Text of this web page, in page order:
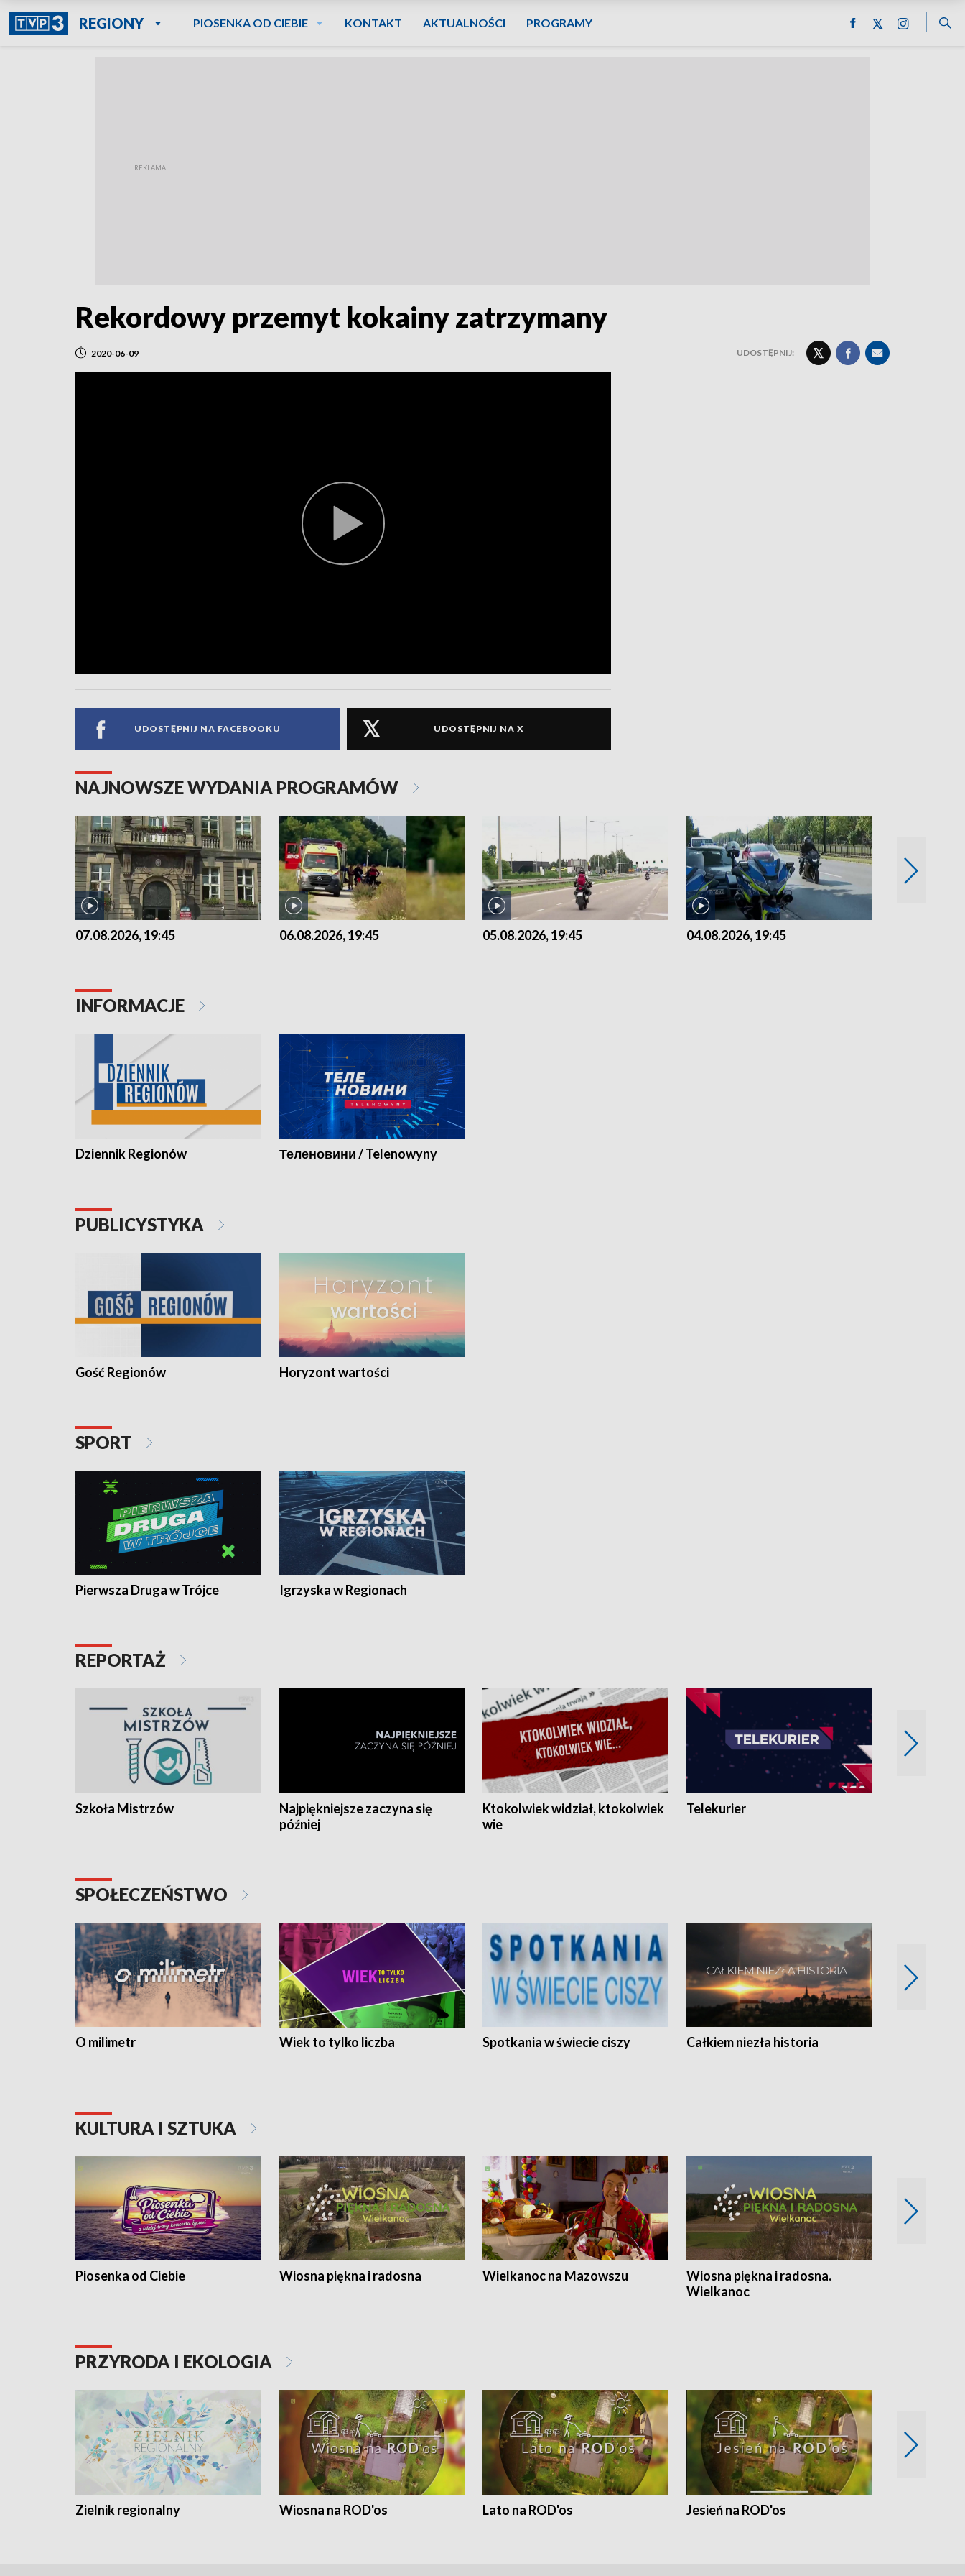
REGIONY PIOSENKA OD CIEBIE KONTAKT AKTUALNOŚCI PROGRAMY
Rekordowy przemyt kokainy zatrzymany
2020-06-09 UDOSTĘPNIJ:
UDOSTĘPNIJ NA FACEBOOKU UDOSTĘPNIJ NA X
NAJNOWSZE WYDANIA PROGRAMÓW
07.08.2026, 19:45 06.08.2026, 19:45 05.08.2026, 19:45 04.08.2026, 19:45
INFORMACJE
Dziennik Regionów Теленовини / Telenowyny
PUBLICYSTYKA
Gość Regionów Horyzont wartości
SPORT
Pierwsza Druga w Trójce Igrzyska w Regionach
REPORTAŻ
Szkoła Mistrzów
Najpiękniejsze zaczyna się
później
Ktokolwiek widział, ktokolwiek
wie
Telekurier
SPOŁECZEŃSTWO
O milimetr Wiek to tylko liczba Spotkania w świecie ciszy Całkiem niezła historia
KULTURA I SZTUKA
Piosenka od Ciebie Wiosna piękna i radosna Wielkanoc na Mazowszu
Wiosna piękna i radosna.
Wielkanoc
PRZYRODA I EKOLOGIA
Zielnik regionalny Wiosna na ROD'os Lato na ROD'os Jesień na ROD'os